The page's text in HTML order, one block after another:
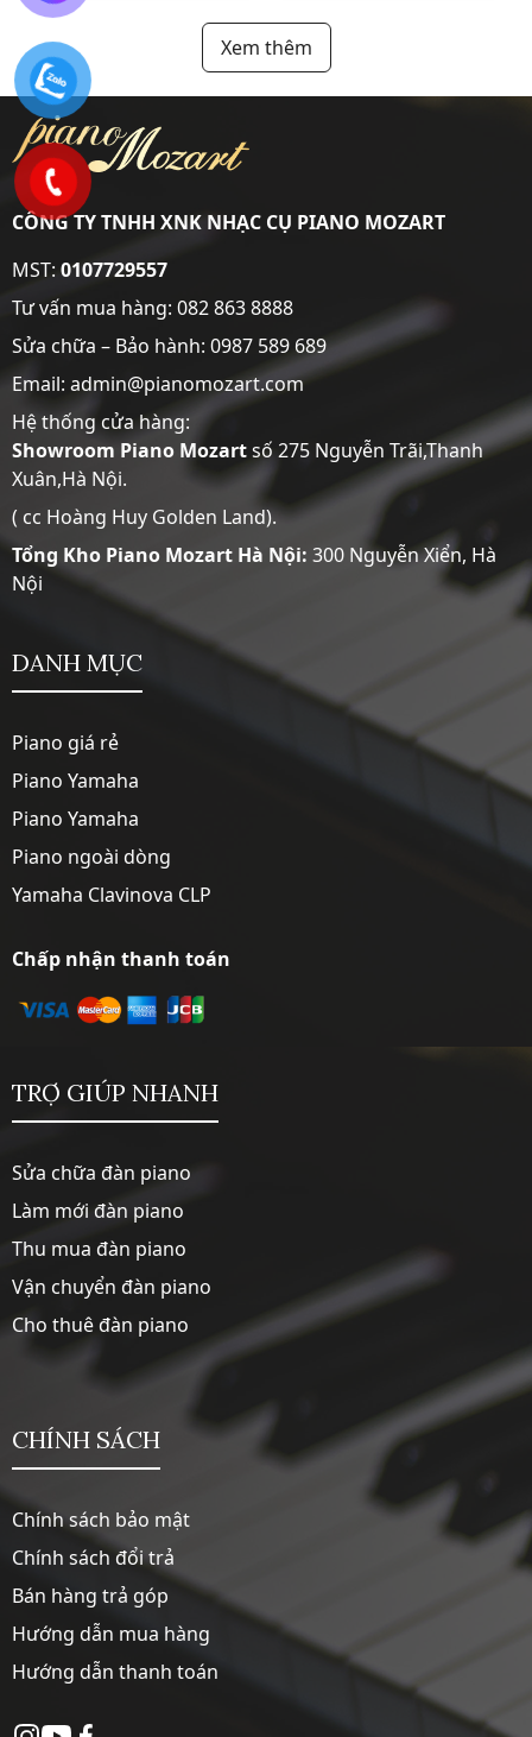
Xem thêm
CÔNG TY TNHH XNK NHẠC CỤ PIANO MOZART
MST:0107729557
Tư vấn mua hàng: 082 863 8888
Sửa chữa – Bảo hành: 0987 589 689
Email: admin@pianomozart.com
Hệ thống cửa hàng:
Showroom Piano Mozartsố 275 Nguyễn Trãi,Thanh
Xuân,Hà Nội.
( cc Hoàng Huy Golden Land).
Tổng Kho Piano Mozart Hà Nội: 300 Nguyễn Xiển, Hà
Nội
DANH MỤC
Piano giá rẻ
Piano Yamaha
Piano Yamaha
Piano ngoài dòng
Yamaha Clavinova CLP
Chấp nhận thanh toán
TRỢ GIÚP NHANH
Sửa chữa đàn piano
Làm mới đàn piano
Thu mua đàn piano
Vận chuyển đàn piano
Cho thuê đàn piano
CHÍNH SÁCH
Chính sách bảo mật
Chính sách đổi trả
Bán hàng trả góp
Hướng dẫn mua hàng
Hướng dẫn thanh toán